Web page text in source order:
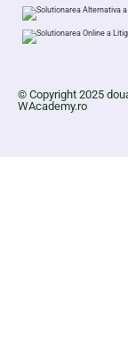
© Copyright 2025
WAcademy.ro